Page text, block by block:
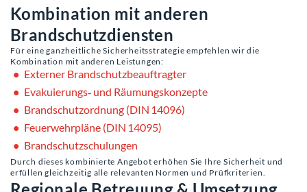
Kombination mit anderen
Brandschutzdiensten
Für eine ganzheitliche Sicherheitsstrategie empfehlen wir die
Kombination mit anderen Leistungen:
Externer Brandschutzbeauftragter
Evakuierungs‑ und Räumungskonzepte
Brandschutzordnung (DIN 14096)
Feuerwehrpläne (DIN 14095)
Brandschutzschulungen
Durch dieses kombinierte Angebot erhöhen Sie Ihre Sicherheit und
erfüllen gleichzeitig alle relevanten Normen und Prüfkriterien.